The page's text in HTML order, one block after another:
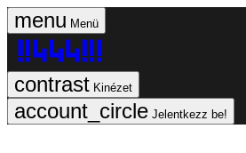
Menü
Kinézet
Jelentkezz be!